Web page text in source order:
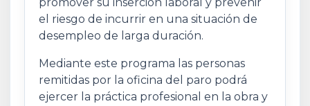
el riesgo de incurrir en una situación de
desempleo de larga duración.
Mediante este programa las personas
remitidas por la oficina del paro podrá
ejercer la práctica profesional en la obra y